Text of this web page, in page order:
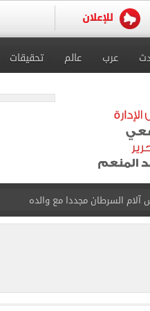
عرب عالم تحقيقات
بطولة العالم للناشئات
"القاضي المزيف" أمام النيابة